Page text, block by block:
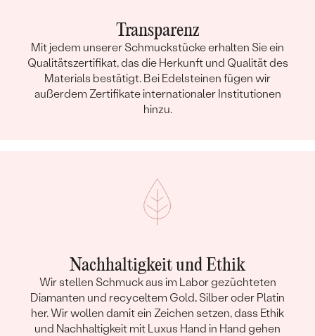
Transparenz
Mit jedem unserer Schmuckstücke erhalten Sie ein
Qualitätszertifikat, das die Herkunft und Qualität des
Materials bestätigt. Bei Edelsteinen fügen wir
außerdem Zertifikate internationaler Institutionen
hinzu.
Nachhaltigkeit und Ethik
Wir stellen Schmuck aus im Labor gezüchteten
Diamanten und recyceltem Gold, Silber oder Platin
her. Wir wollen damit ein Zeichen setzen, dass Ethik
und Nachhaltigkeit mit Luxus Hand in Hand gehen